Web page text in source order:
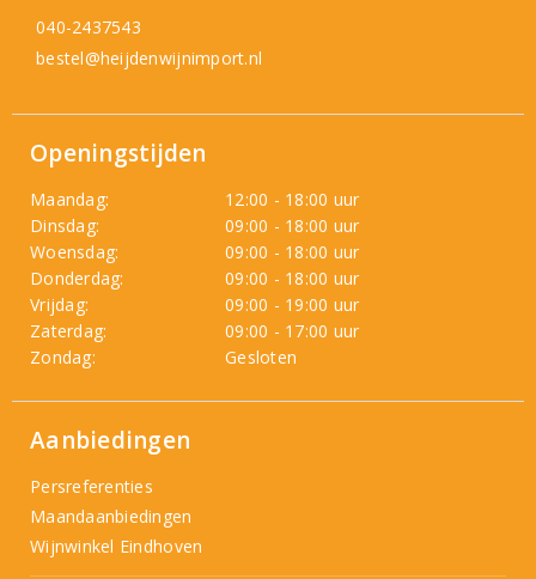
040-2437543
bestel@heijdenwijnimport.nl
Openingstijden
Maandag:
12:00 - 18:00 uur
Dinsdag:
09:00 - 18:00 uur
Woensdag:
09:00 - 18:00 uur
Donderdag:
09:00 - 18:00 uur
Vrijdag:
09:00 - 19:00 uur
Zaterdag:
09:00 - 17:00 uur
Zondag:
Gesloten
Aanbiedingen
Persreferenties
Maandaanbiedingen
Wijnwinkel Eindhoven